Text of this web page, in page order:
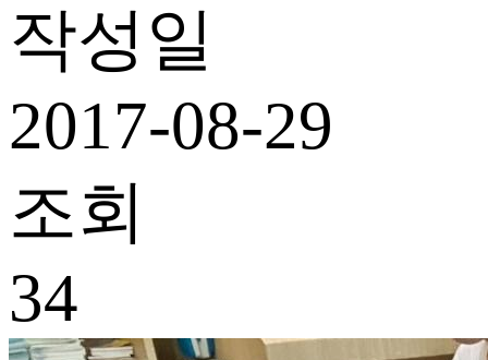
작성일
2017-08-29
조회
34